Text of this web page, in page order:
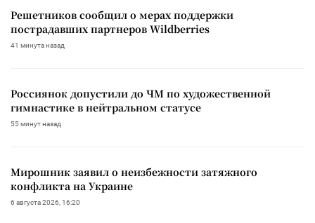
Решетников сообщил о мерах поддержки
пострадавших партнеров Wildberries
41 минута назад
Россиянок допустили до ЧМ по художественной
гимнастике в нейтральном статусе
55 минут назад
Мирошник заявил о неизбежности затяжного
конфликта на Украине
6 августа 2026, 16:20